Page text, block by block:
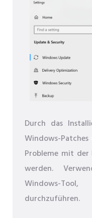
Durch das
Windows-
Probleme mit der
werden.
Windows-
durchzuführen.